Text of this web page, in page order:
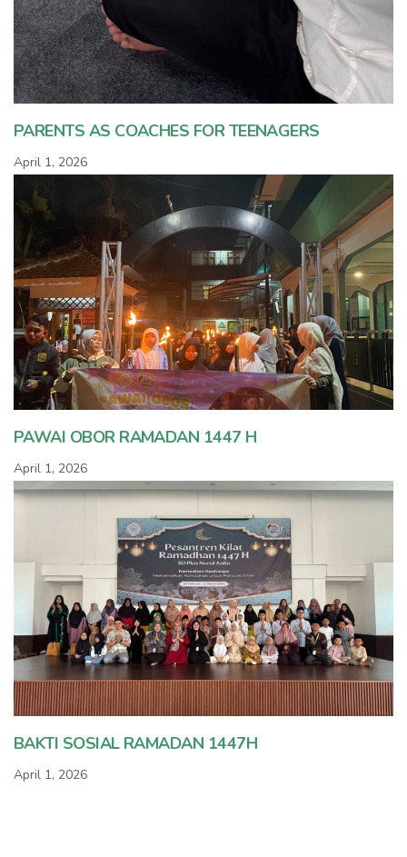
PARENTS AS COACHES FOR TEENAGERS
April 1, 2026
PAWAI OBOR RAMADAN 1447 H
April 1, 2026
BAKTI SOSIAL RAMADAN 1447H
April 1, 2026